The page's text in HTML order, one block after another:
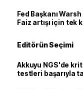
Fed Başkanı
Faiz artışı için tek
Editörün Seçimi
Akkuyu NGS'de
testleri başarıyla